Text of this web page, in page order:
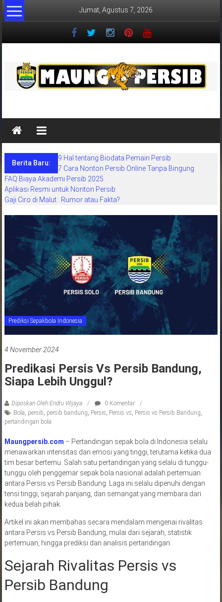
Lompat
ke
Jumat, Agustus 7, 2026
Maung
Persib
situs
berita
khusus
sepakbola
bandung
barat
indonesia
Berita Baru:
9 Hal tentang Biodata Pemain Persib
7 Cara Nonton Persib Online Tanpa Bingung
FAQ Biaya Akademi Persib 2025
Aplikasi Resmi untuk Nonton Persib
Gaji Ciro di Malut : Rumor atau Fakta?
Prediksi Sepakbola Indonesia
4 November 2024
Predikasi Persis Vs Persib Bandung,
Siapa Lebih Unggul?
Diposkan Oleh:Endru Wijaya
0 Komentar
Bola persib persib bandung Persis Persis vs Persis vs Persib Bandung
pertandingan bola
Maungpersib.com – Pertandingan sepak bola di Indonesia selalu
menawarkan intensitas dan emosi yang tinggi, terutama ketika dua
tim besar bertemu. Salah satu pertandingan yang selalu di tunggu-
tunggu oleh penggemar sepak bola nasional adalah pertemuan
antara Persis vs Persib Bandung. Laga ini selalu dipenuhi dengan
tensi tinggi, sejarah panjang, dan semangat yang membara dari
kedua belah pihak.
Artikel ini akan membahas secara mendalam mengenai rivalitas
antara Persis vs Persib Bandung, mulai dari sejarah, statistik
pertemuan, hingga prediksi dan analisis pertandingan.
Sejarah Rivalitas Persis vs
Persib Bandung